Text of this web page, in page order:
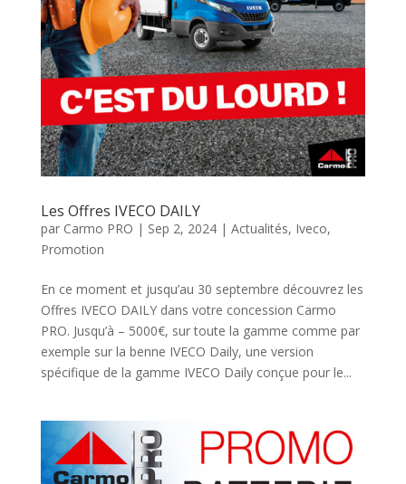
Les Offres IVECO DAILY
par Carmo PRO | Sep 2, 2024| Actualités, Iveco,
Promotion
En ce moment et jusqu’au 30 septembre découvrez les
Offres IVECO DAILY dans votre concession Carmo
PRO. Jusqu’à – 5000€, sur toute la gamme comme par
exemple sur la benne IVECO Daily, une version
spécifique de la gamme IVECO Daily conçue pour le...